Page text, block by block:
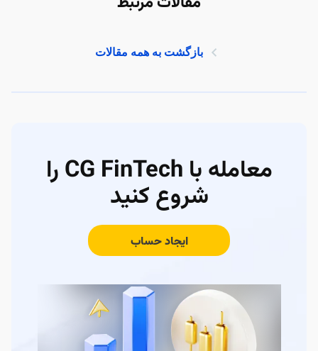
بازگشت به همه مقالات
معامله با CG FinTech را
شروع کنید
ایجاد حساب